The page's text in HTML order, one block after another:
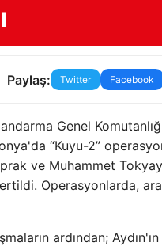
Paylaş: Twitter Facebook
Genel
“Kuyu-2”
ve Muhammet
Operasyonlarda,
ardından;